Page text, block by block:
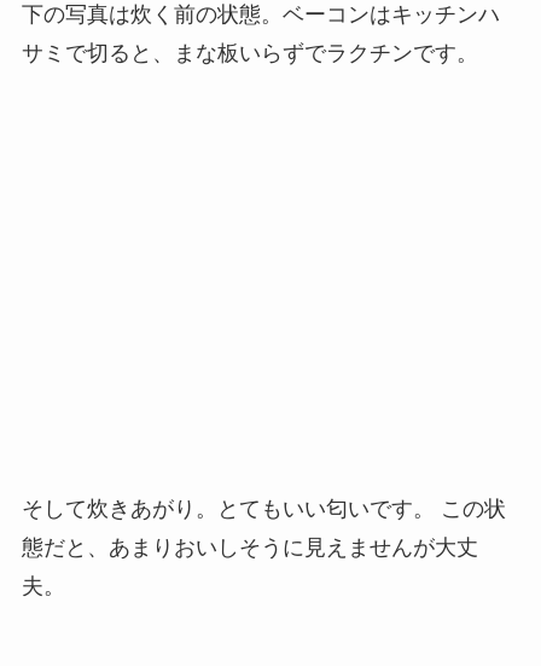
下の写真は炊く前の状態。ベーコンはキッチンハ
サミで切ると、まな板いらずでラクチンです。
そして炊きあがり。とてもいい匂いです。 この状
態だと、あまりおいしそうに見えませんが大丈
夫。